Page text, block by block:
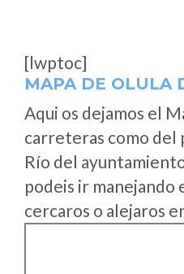
[lwptoc]
MAPA DE OLULA
Aqui os dejamos el
carreteras como del
Río del
podeis ir manejando
cercaros o alejaros